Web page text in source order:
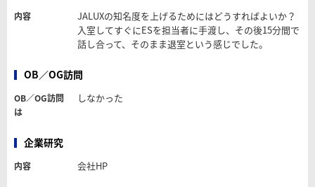
内容
JALUXの知名度を上げるためにはどうすればよいか？
入室してすぐにESを担当者に手渡し、その後15分間で
話し合って、そのまま退室という感じでした。
OB／OG訪問
OB／OG訪問
は
しなかった
企業研究
内容 会社HP